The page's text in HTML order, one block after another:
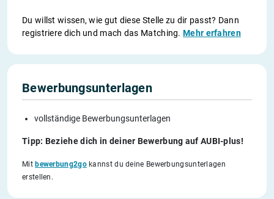
Du willst wissen, wie gut diese Stelle zu dir passt? Dann
registriere dich und mach das Matching.Mehr erfahren
Bewerbungsunterlagen
vollständige Bewerbungsunterlagen
Tipp: Beziehe dich in deiner Bewerbung auf AUBI-plus!
Mit bewerbung2gokannst du deine Bewerbungsunterlagen
erstellen.